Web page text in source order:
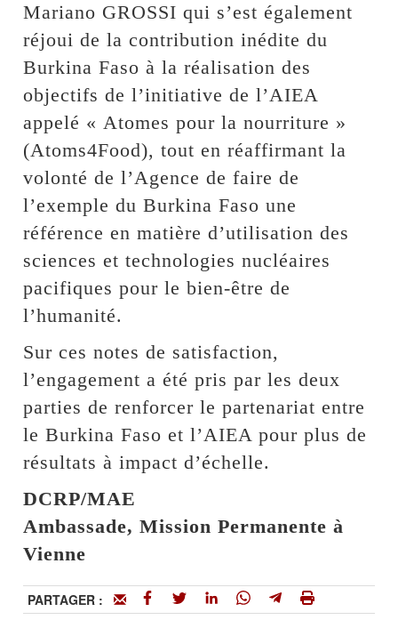
Mariano GROSSI qui s’est également
réjoui de la contribution inédite du
Burkina Faso à la réalisation des
objectifs de l’initiative de l’AIEA
appelé « Atomes pour la nourriture »
(Atoms4Food), tout en réaffirmant la
volonté de l’Agence de faire de
l’exemple du Burkina Faso une
référence en matière d’utilisation des
sciences et technologies nucléaires
pacifiques pour le bien-être de
l’humanité.
Sur ces notes de satisfaction,
l’engagement a été pris par les deux
parties de renforcer le partenariat entre
le Burkina Faso et l’AIEA pour plus de
résultats à impact d’échelle.
DCRP/MAE
Ambassade, Mission Permanente à
Vienne
PARTAGER :